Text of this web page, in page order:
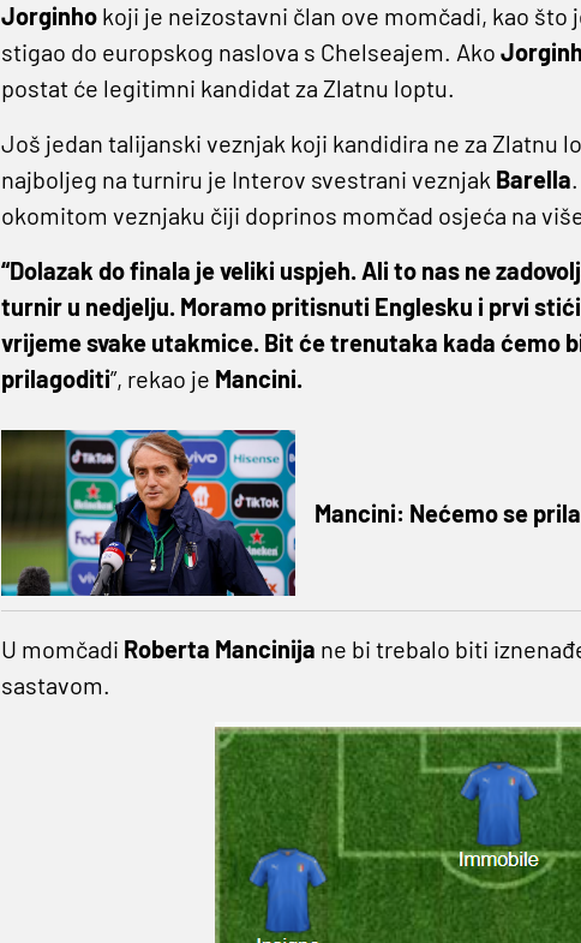
Jorginhokoji je neizostavni član ove momčadi, kao što
stigao do europskog naslova s Chelseajem. Ako
postat će legitimni kandidat za Zlatnu loptu.
Još jedan talijanski veznjak koji kandidira ne za Zlatnu
najboljeg na turniru je Interov svestrani veznjak Barella
okomitom veznjaku čiji doprinos momčad osjeća na
“Dolazak do finala je veliki uspjeh. Ali to nas ne
turnir u nedjelju. Moramo pritisnuti Englesku i prvi
vrijeme svake utakmice. Bit će trenutaka kada ćemo
prilagoditi”, rekao je Mancini.
Mancini: Nećemo se
U momčadi Roberta Mancinija ne bi trebalo biti
sastavom.